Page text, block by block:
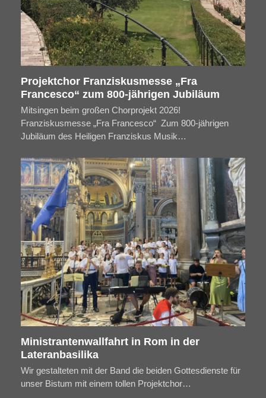
Projektchor Franziskusmesse „Fra
Francesco“ zum 800-jährigen Jubiläum
Mitsingen beim großen Chorprojekt 2026!
Franziskusmesse „Fra Francesco“ Zum 800-jährigen
Jubiläum des Heiligen Franziskus Musik…
Ministrantenwallfahrt in Rom in der
Lateranbasilika
Wir gestalteten mit der Band die beiden Gottesdienste für
unser Bistum mit einem tollen Projektchor…